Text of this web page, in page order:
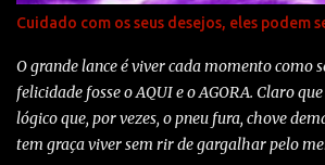
Os pais. A coisa mais bela de todas? O amor.
Cuidado com os seus desejos, eles podem
O grande lance é viver cada momento como
felicidade fosse o AQUI e o AGORA. Claro
lógico que, por vezes, o pneu fura, chove
tem graça viver sem rir de gargalhar pelo